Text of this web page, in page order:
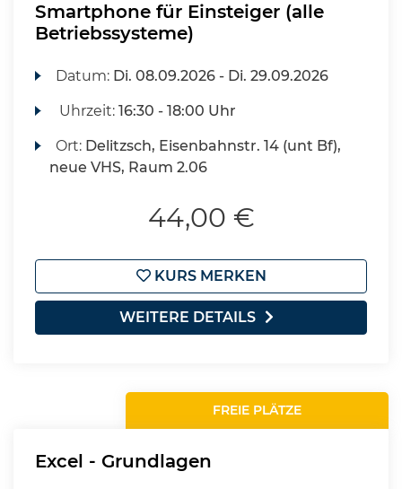
Smartphone für Einsteiger (alle
Betriebssysteme)
Datum: Di. 08.09.2026 - Di. 29.09.2026
Uhrzeit:16:30 - 18:00 Uhr
Ort: Delitzsch, Eisenbahnstr. 14 (unt Bf),
neue VHS, Raum 2.06
44,00 €
KURS MERKEN
WEITERE DETAILS
FREIE PLÄTZE
Excel - Grundlagen